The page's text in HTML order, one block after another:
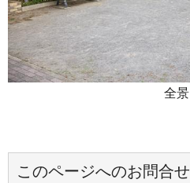
全景
このページへのお問合せ